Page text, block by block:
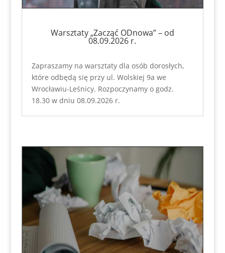
Warsztaty „Zacząć ODnowa” – od
08.09.2026 r.
Zapraszamy na warsztaty dla osób dorosłych,
które odbędą się przy ul. Wolskiej 9a we
Wrocławiu-Leśnicy. Rozpoczynamy o godz.
18.30 w dniu 08.09.2026 r.